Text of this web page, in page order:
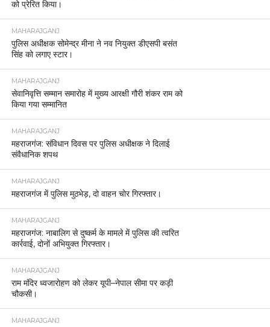
को प्रेरित किया।
MAHARAJGANJ
पुलिस अधीक्षक सोमेन्द्र मीना ने नव नियुक्त डीएसपी बसंत
सिंह को लगाए स्टार।
MAHARAJGANJ
सेवानिवृत्ति सम्मान समारोह में मुख्य आरक्षी गौरी शंकर राम को
किया गया सम्मानित
MAHARAJGANJ
महराजगंज: संविधान दिवस पर पुलिस अधीक्षक ने दिलाई
संवैधानिक शपथ
MAHARAJGANJ
महराजगंज में पुलिस मुठभेड़, दो वाहन चोर गिरफ्तार।
MAHARAJGANJ
महराजगंज: नाबालिग से दुष्कर्म के मामले में पुलिस की त्वरित
कार्रवाई, दोनों अभियुक्त गिरफ्तार।
MAHARAJGANJ
राम मंदिर ध्वजारोहण को लेकर यूपी–नेपाल सीमा पर कड़ी
चौकसी।
MAHARAJGANJ